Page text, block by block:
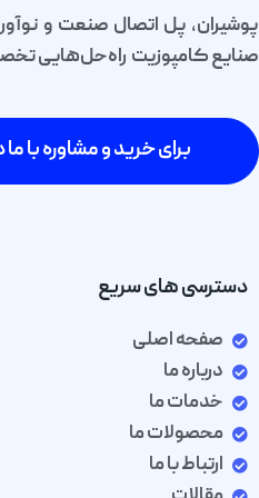
پوشیران، پل اتصال صنعت و
صنایع کامپوزیت راه‌حل‌هایی
برای خرید و مشاوره با ما
دسترسی های سریع
صفحه اصلی
درباره ما
خدمات ما
محصولات ما
ارتباط با ما